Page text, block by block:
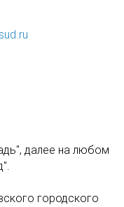
далее на любом
городского